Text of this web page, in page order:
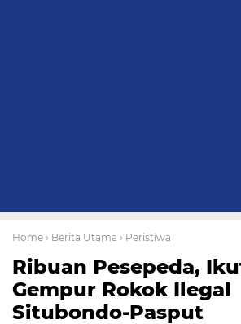
Home › Berita Utama › Peristiwa
Ribuan Pesepeda,
Gempur Rokok Ilegal
Situbondo-Pasput